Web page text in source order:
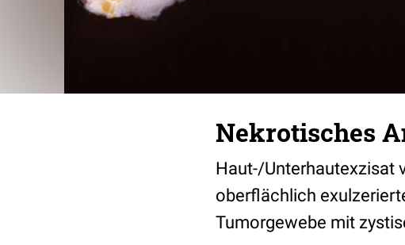
Nekrotisches
Haut-/Unterhautexzisat
oberflächlich
Tumorgewebe mit